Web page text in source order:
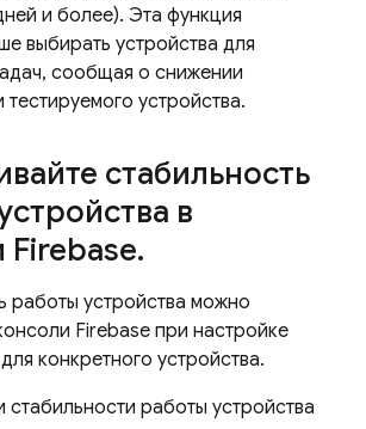
и более). Эта функция
выбирать устройства для
сообщая о снижении
тестируемого устройства.
стабильность
в
Firebase.
работы устройства можно
Firebase при настройке
конкретного устройства.
работы устройства